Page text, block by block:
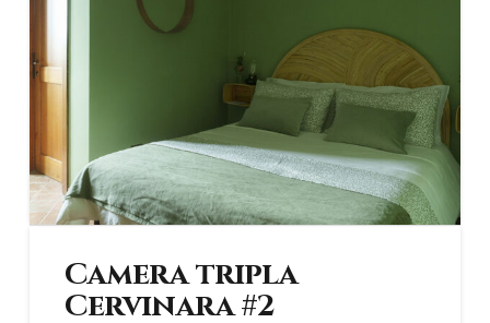
Camera tripla
Cervinara #2